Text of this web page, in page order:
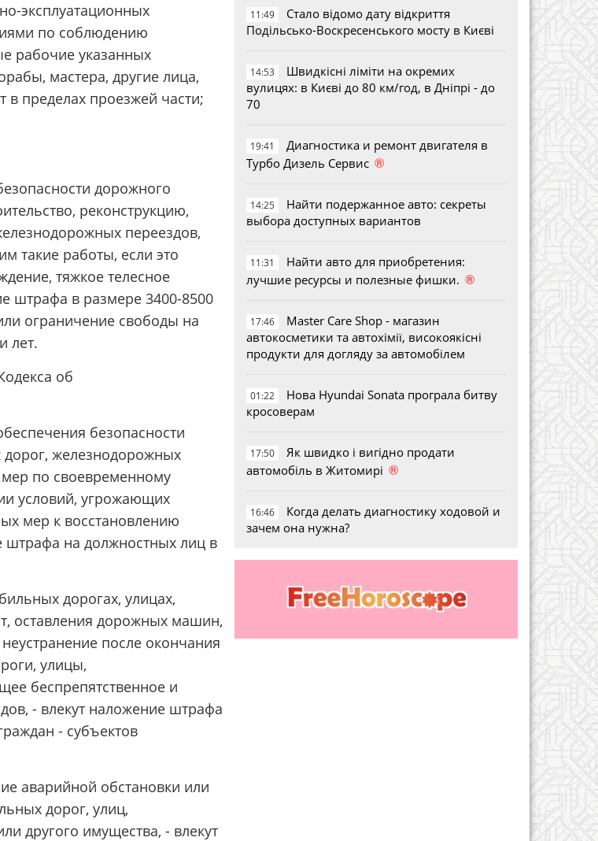
эксплуатационных
по соблюдению
рабочие указанных
мастера, другие лица,
пределах проезжей части;
дорожного
реконструкцию,
переездов,
такие работы, если это
тяжкое телесное
штрафа в размере 3400-8500
ограничение свободы на
лет.
об
безопасности
железнодорожных
по своевременному
условий, угрожающих
мер к восстановлению
штрафа на должностных лиц в
дорогах, улицах,
оставления дорожных машин,
после окончания
улицы,
беспрепятственное и
- влекут наложение штрафа
- субъектов
аварийной обстановки или
дорог, улиц,
другого имущества, - влекут
11:49
Стало відомо дату відкриття
Подільсько-Воскресенського мосту в Києві
14:53
Швидкісні ліміти на окремих
вулицях: в Києві до 80 км/год, в Дніпрі - до
70
19:41
Диагностика и ремонт двигателя в
Турбо Дизель Сервис ®
14:25
Найти подержанное авто: секреты
выбора доступных вариантов
11:31
Найти авто для приобретения:
лучшие ресурсы и полезные фишки. ®
17:46
Master Care Shop - магазин
автокосметики та автохімії, високоякісні
продукти для догляду за автомобілем
01:22
Нова Hyundai Sonata програла битву
кросоверам
17:50
Як швидко і вигідно продати
автомобіль в Житомирі ®
16:46
Когда делать диагностику ходовой и
зачем она нужна?